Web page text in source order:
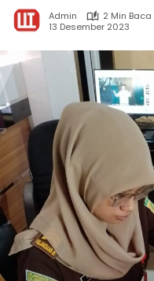
Admin
2 Min Baca
13 Desember 2023